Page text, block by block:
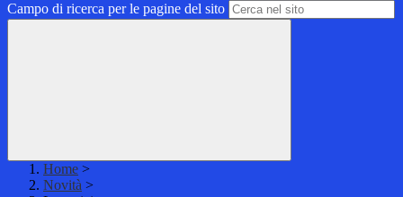
Campo di ricerca per le pagine del sito
Home >
Novità >